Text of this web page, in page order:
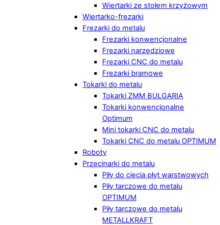
Wiertarki ze stołem krzyżowym
Wiertarko-frezarki
Frezarki do metalu
Frezarki konwencjonalne
Frezarki narzędziowe
Frezarki CNC do metalu
Frezarki bramowe
Tokarki do metalu
Tokarki ZMM BULGARIA
Tokarki konwencjonalne
Optimum
Mini tokarki CNC do metalu
Tokarki CNC do metalu OPTIMUM
Roboty
Przecinarki do metalu
Piły do cięcia płyt warstwowych
Piły tarczowe do metalu
OPTIMUM
Piły tarczowe do metalu
METALLKRAFT